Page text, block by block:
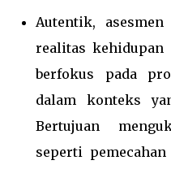
Autentik,
realitas kehidupan
berfokus pada
dalam konteks
Bertujuan
seperti